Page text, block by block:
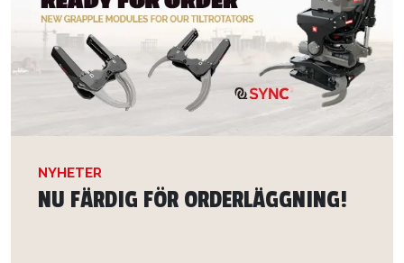
NYHETER
NU FÄRDIG FÖR ORDERLÄGGNING!